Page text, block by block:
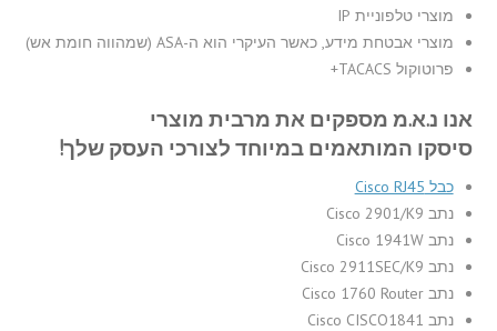
מוצרי טלפוניית IP
מוצרי אבטחת מידע, כאשר העיקרי הוא ה-ASA (שמהווה חומת אש)
פרוטוקול TACACS+
אנו נ.א.מ מספקים את מרבית מוצרי
סיסקו המותאמים במיוחד לצורכי העסק שלך!
כבל Cisco RJ45
נתב Cisco 2901/K9
נתב Cisco 1941W
נתב Cisco 2911SEC/K9
נתב Cisco 1760 Router
נתב Cisco CISCO1841